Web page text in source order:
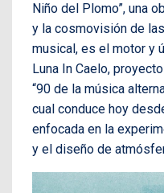
Niño del Plomo”, una
y la cosmovisión de
musical, es el motor y
Luna In Caelo,
“90 de la música
cual conduce hoy
enfocada en la
y el diseño de